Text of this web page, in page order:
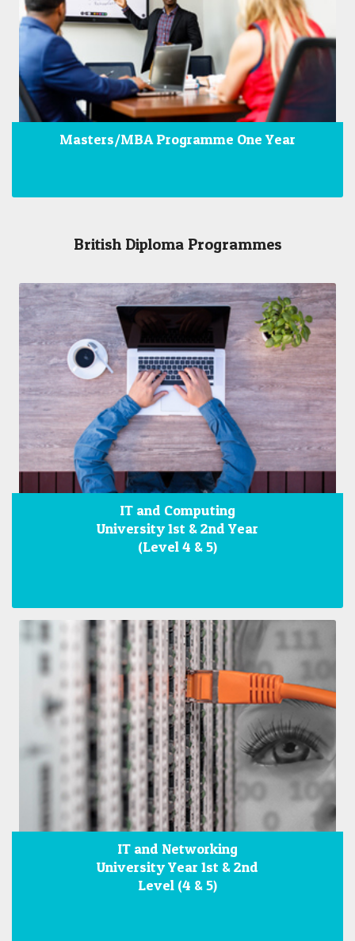
Masters/MBA Programme One Year
British Diploma Programmes
IT and Computing
University 1st & 2nd Year
(Level 4 & 5)
IT and Networking
University Year 1st & 2nd
Level (4 & 5)